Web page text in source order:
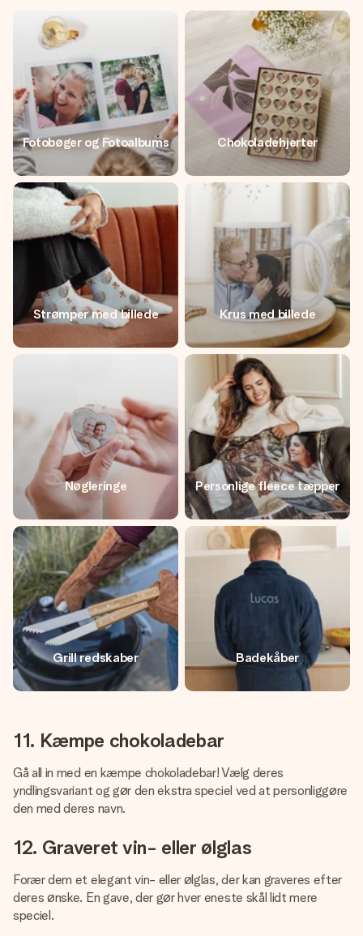
Fotobøger og Fotoalbums Chokoladehjerter
Strømper med billede Krus med billede
Nøgleringe Personlige fleece tæpper
Grill redskaber Badekåber
11. Kæmpe chokoladebar
Gå all in med en kæmpe chokoladebar! Vælg deres
yndlingsvariant og gør den ekstra speciel ved at personliggøre
den med deres navn.
12. Graveret vin- eller ølglas
Forær dem et elegant vin- eller ølglas, der kan graveres efter
deres ønske. En gave, der gør hver eneste skål lidt mere
speciel.